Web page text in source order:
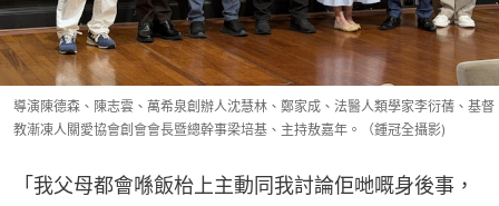
導演陳德森、陳志雲、萬希泉創辦人沈慧林、鄭家成、法醫人類學家李衍蒨、基督
教漸凍人關愛協會創會會長暨總幹事梁培基、主持敖嘉年。（鍾冠全攝影)
「我父母都會喺飯枱上主動同我討論佢哋嘅身後事，